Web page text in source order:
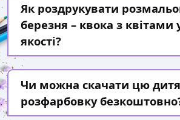
Як роздрукувати
березня – квока з квітами
якості?
Чи можна скачати цю
розфарбовку